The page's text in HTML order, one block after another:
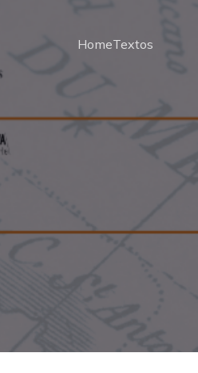
HomeTextos